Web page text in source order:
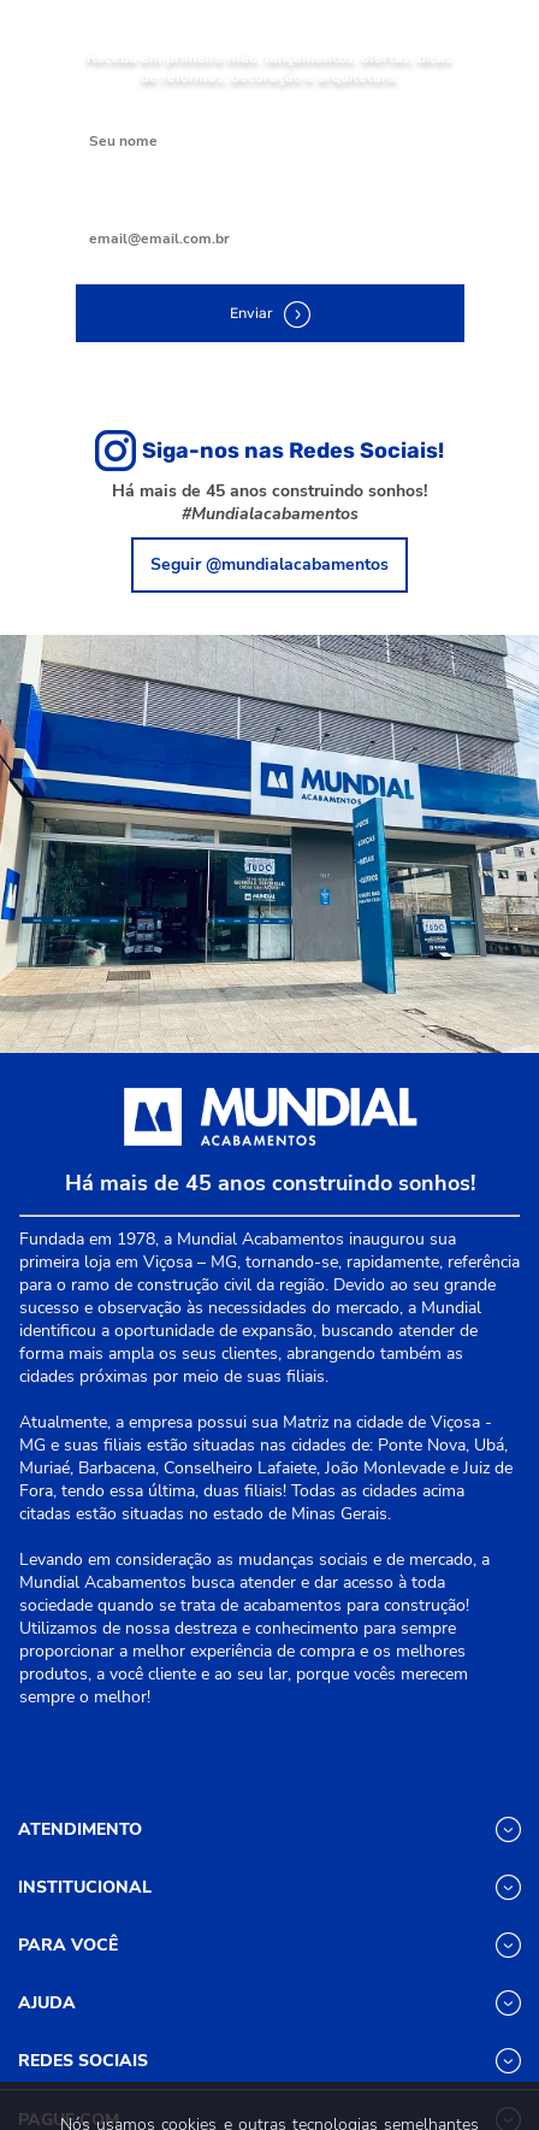
Receba em primeira mão, lançamentos, ofertas, dicas
de reformas, decoração e arquitetura.
Enviar
Siga-nos nas Redes Sociais!
Há mais de 45 anos construindo sonhos!
#Mundialacabamentos
Seguir @mundialacabamentos
Há mais de 45 anos construindo sonhos!
Fundada em 1978, a Mundial Acabamentos inaugurou sua
primeira loja em Viçosa – MG, tornando-se, rapidamente, referência
para o ramo de construção civil da região. Devido ao seu grande
sucesso e observação às necessidades do mercado, a Mundial
identificou a oportunidade de expansão, buscando atender de
forma mais ampla os seus clientes, abrangendo também as
cidades próximas por meio de suas filiais.
Atualmente, a empresa possui sua Matriz na cidade de Viçosa -
MG e suas filiais estão situadas nas cidades de: Ponte Nova, Ubá,
Muriaé, Barbacena, Conselheiro Lafaiete, João Monlevade e Juiz de
Fora, tendo essa última, duas filiais! Todas as cidades acima
citadas estão situadas no estado de Minas Gerais.
Levando em consideração as mudanças sociais e de mercado, a
Mundial Acabamentos busca atender e dar acesso à toda
sociedade quando se trata de acabamentos para construção!
Utilizamos de nossa destreza e conhecimento para sempre
proporcionar a melhor experiência de compra e os melhores
produtos, a você cliente e ao seu lar, porque vocês merecem
sempre o melhor!
ATENDIMENTO
Segunda a Sexta das 8h às 17h30
Sábado das 8h às 12h
(31) 3611-8200 Loja Física
INSTITUCIONAL
Nossas Lojas
Programa de
Relacionamento
Trabalhe Conosco
PARA VOCÊ
Minha conta
Revistas
AJUDA
Dúvidas
REDES SOCIAIS
PAGUE COM
Nós usamos cookies e outras tecnologias semelhantes